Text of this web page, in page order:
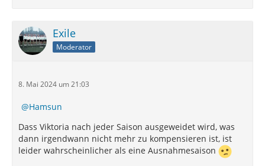
Exile
Moderator
8. Mai 2024 um 21:03
Hamsun
Dass Viktoria nach jeder Saison ausgeweidet wird, was
dann irgendwann nicht mehr zu kompensieren ist, ist
leider wahrscheinlicher als eine Ausnahmesaison